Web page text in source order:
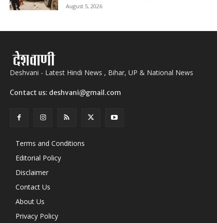
August 5, 2026
Deshvani - Latest Hindi News , Bihar, UP & National News
Contact us: deshvani@gmail.com
Terms and Conditions
Editorial Policy
Disclaimer
Contact Us
About Us
Privacy Policy